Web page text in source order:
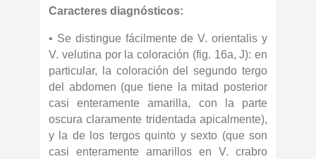
Caracteres diagnósticos:
• Se distingue fácilmente de V. orientalis y
V. velutina por la coloración (fig. 16a, J): en
particular, la coloración del segundo tergo
del abdomen (que tiene la mitad posterior
casi enteramente amarilla, con la parte
oscura claramente tridentada apicalmente),
y la de los tergos quinto y sexto (que son
casi enteramente amarillos en V. crabro